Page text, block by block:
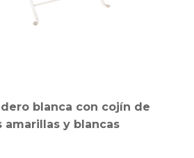
blanca con cojín de
amarillas y blancas